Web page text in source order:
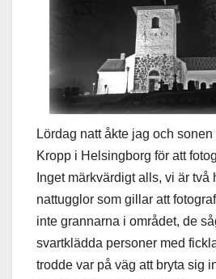
Lördag natt åkte jag och
Kropp i Helsingborg för att
Inget märkvärdigt alls, vi är
nattugglor som gillar att
inte grannarna i området, de
svartklädda personer med
trodde var på väg att bryta sig